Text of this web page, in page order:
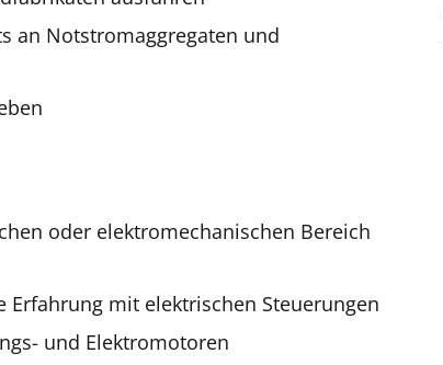
an Notstromaggregaten und
oder elektromechanischen Bereich
Erfahrung mit elektrischen Steuerungen
und Elektromotoren